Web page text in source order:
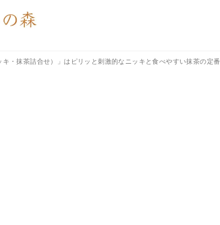
キ・抹茶詰合せ）」はピリッと刺激的なニッキと食べやすい抹茶の定